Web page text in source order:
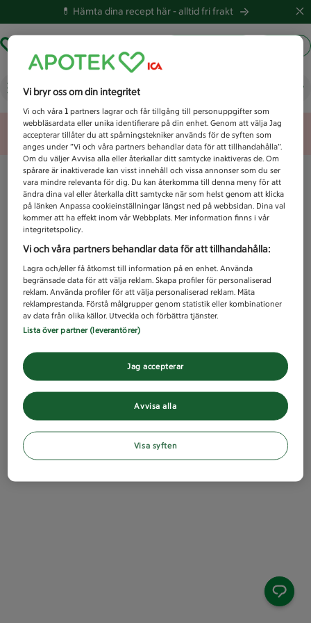
💊 Hämta dina recept här -alltid fri frakt
Vad letar du efter idag?
Unknown error
Vi bryr oss om din integritet
Vi och våra1 partners lagrar och får tillgång till personuppgifter som
webbläsardata eller unika identifierare på din enhet. Genom att välja Jag
accepterar tillåter du att spårningstekniker används för de syften som
anges under ”Vi och våra partners behandlar data för att tillhandahålla”.
Om du väljer Avvisa alla eller återkallar ditt samtycke inaktiveras de. Om
spårare är inaktiverade kan visst innehåll och vissa annonser som du ser
vara mindre relevanta för dig. Du kan återkomma till denna meny för att
ändra dina val eller återkalla ditt samtycke när som helst genom att klicka
på länken Anpassa cookieinställningar längst ned på webbsidan. Dina val
kommer att ha effekt inom vår Webbplats. Mer information finns i vår
integritetspolicy.
Vi och våra partners behandlar data för att tillhandahålla:
Lagra och/eller få åtkomst till information på en enhet. Använda
begränsade data för att välja reklam. Skapa profiler för personaliserad
reklam. Använda profiler för att välja personaliserad reklam. Mäta
reklamprestanda. Förstå målgrupper genom statistik eller kombinationer
av data från olika källor. Utveckla och förbättra tjänster.
Lista över partner (leverantörer)
Avvisa alla
Jag accepterar
Visa syften